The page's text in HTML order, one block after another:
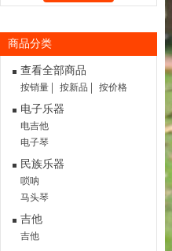
商品分类
查看全部商品
按销量 按新品 按价格
电子乐器
电吉他
电子琴
民族乐器
唢呐
马头琴
吉他
吉他